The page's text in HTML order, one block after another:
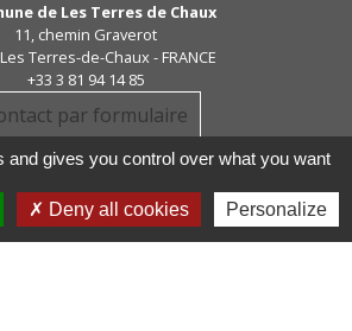
de Les Terres de Chaux
11, chemin Graverot
Terres-de-Chaux - FRANCE
+33 3 81 94 14 85
par formulaire
and gives you control over what you want
Deny all cookies Personalize